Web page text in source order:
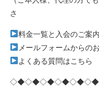
さ
料金一覧と入会のご案
メールフォームからの
よくある質問はこちら